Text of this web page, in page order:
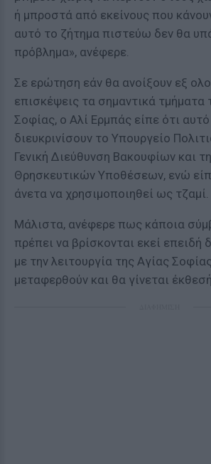
ή μπροστά από εκείνους που
αυτό το ζήτημα πιστεύω δεν θα
πρόβλημα», ανέφερε.
Σε ερώτηση εάν θα ανοίξουν εξ
επισκέψεις τα σημαντικά τμήματα
Σοφίας, ο Αλί Ερμπάς είπε ότι
διευκρινίσουν το Υπουργείο
Γενική Διεύθυνση Βακουφίων και
Θρησκευτικών Υποθέσεων, ενώ
άνετα να χρησιμοποιηθεί ως τζαμί.
Μάλιστα, ανέφερε πως κάποια
πρέπει να βρίσκονται εκεί επειδή
με την λειτουργία της Αγίας
μεταφερθούν και θα γίνεται